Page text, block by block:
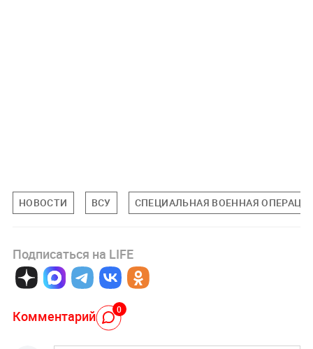
НОВОСТИ ВСУ СПЕЦИАЛЬНАЯ ВОЕННАЯ
Подписаться на LIFE
Комментарий 0